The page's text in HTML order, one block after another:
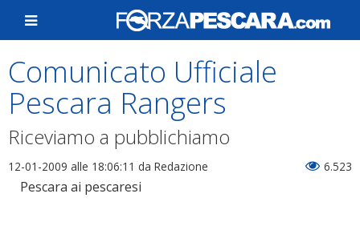
Comunicato Ufficiale
Pescara Rangers
Riceviamo a pubblichiamo
12-01-2009 alle 18:06:11 da Redazione 6.523
Pescara ai pescaresi